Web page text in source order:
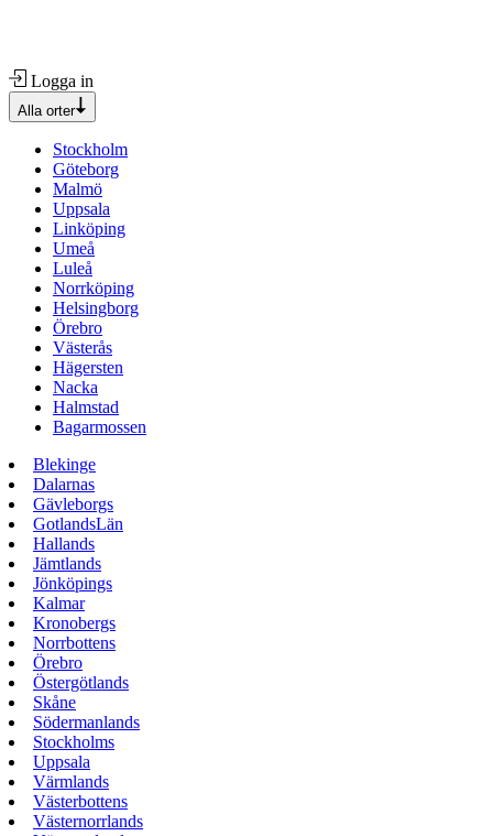
Logga in
Alla orter
Stockholm
Göteborg
Malmö
Uppsala
Linköping
Umeå
Luleå
Norrköping
Helsingborg
Örebro
Västerås
Hägersten
Nacka
Halmstad
Bagarmossen
Blekinge
Dalarnas
Gävleborgs
GotlandsLän
Hallands
Jämtlands
Jönköpings
Kalmar
Kronobergs
Norrbottens
Örebro
Östergötlands
Skåne
Södermanlands
Stockholms
Uppsala
Värmlands
Västerbottens
Västernorrlands